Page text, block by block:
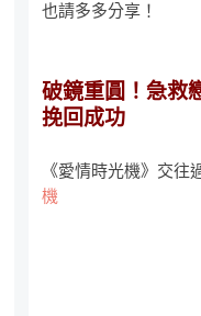
也請多多分享！
破鏡重圓！急救
挽回成功
《愛情時光機》交往
機